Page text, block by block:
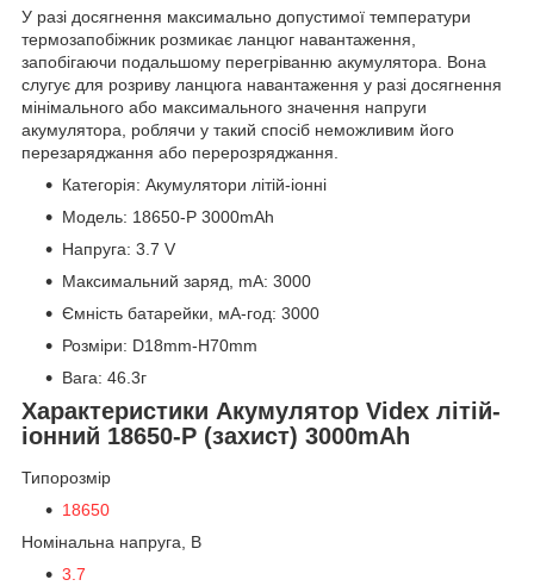
У разі досягнення максимально допустимої температури
термозапобіжник розмикає ланцюг навантаження,
запобігаючи подальшому перегріванню акумулятора. Вона
слугує для розриву ланцюга навантаження у разі досягнення
мінімального або максимального значення напруги
акумулятора, роблячи у такий спосіб неможливим його
перезаряджання або перерозряджання.
Категорія: Акумулятори літій-іонні
Модель: 18650-P 3000mAh
Напруга: 3.7 V
Максимальний заряд, mA: 3000
Ємність батарейки, мА-год: 3000
Розміри: D18mm-H70mm
Вага: 46.3г
Характеристики Акумулятор Videx літій-
іонний 18650-P (захист) 3000mAh
Типорозмір
18650
Номінальна напруга, В
3.7